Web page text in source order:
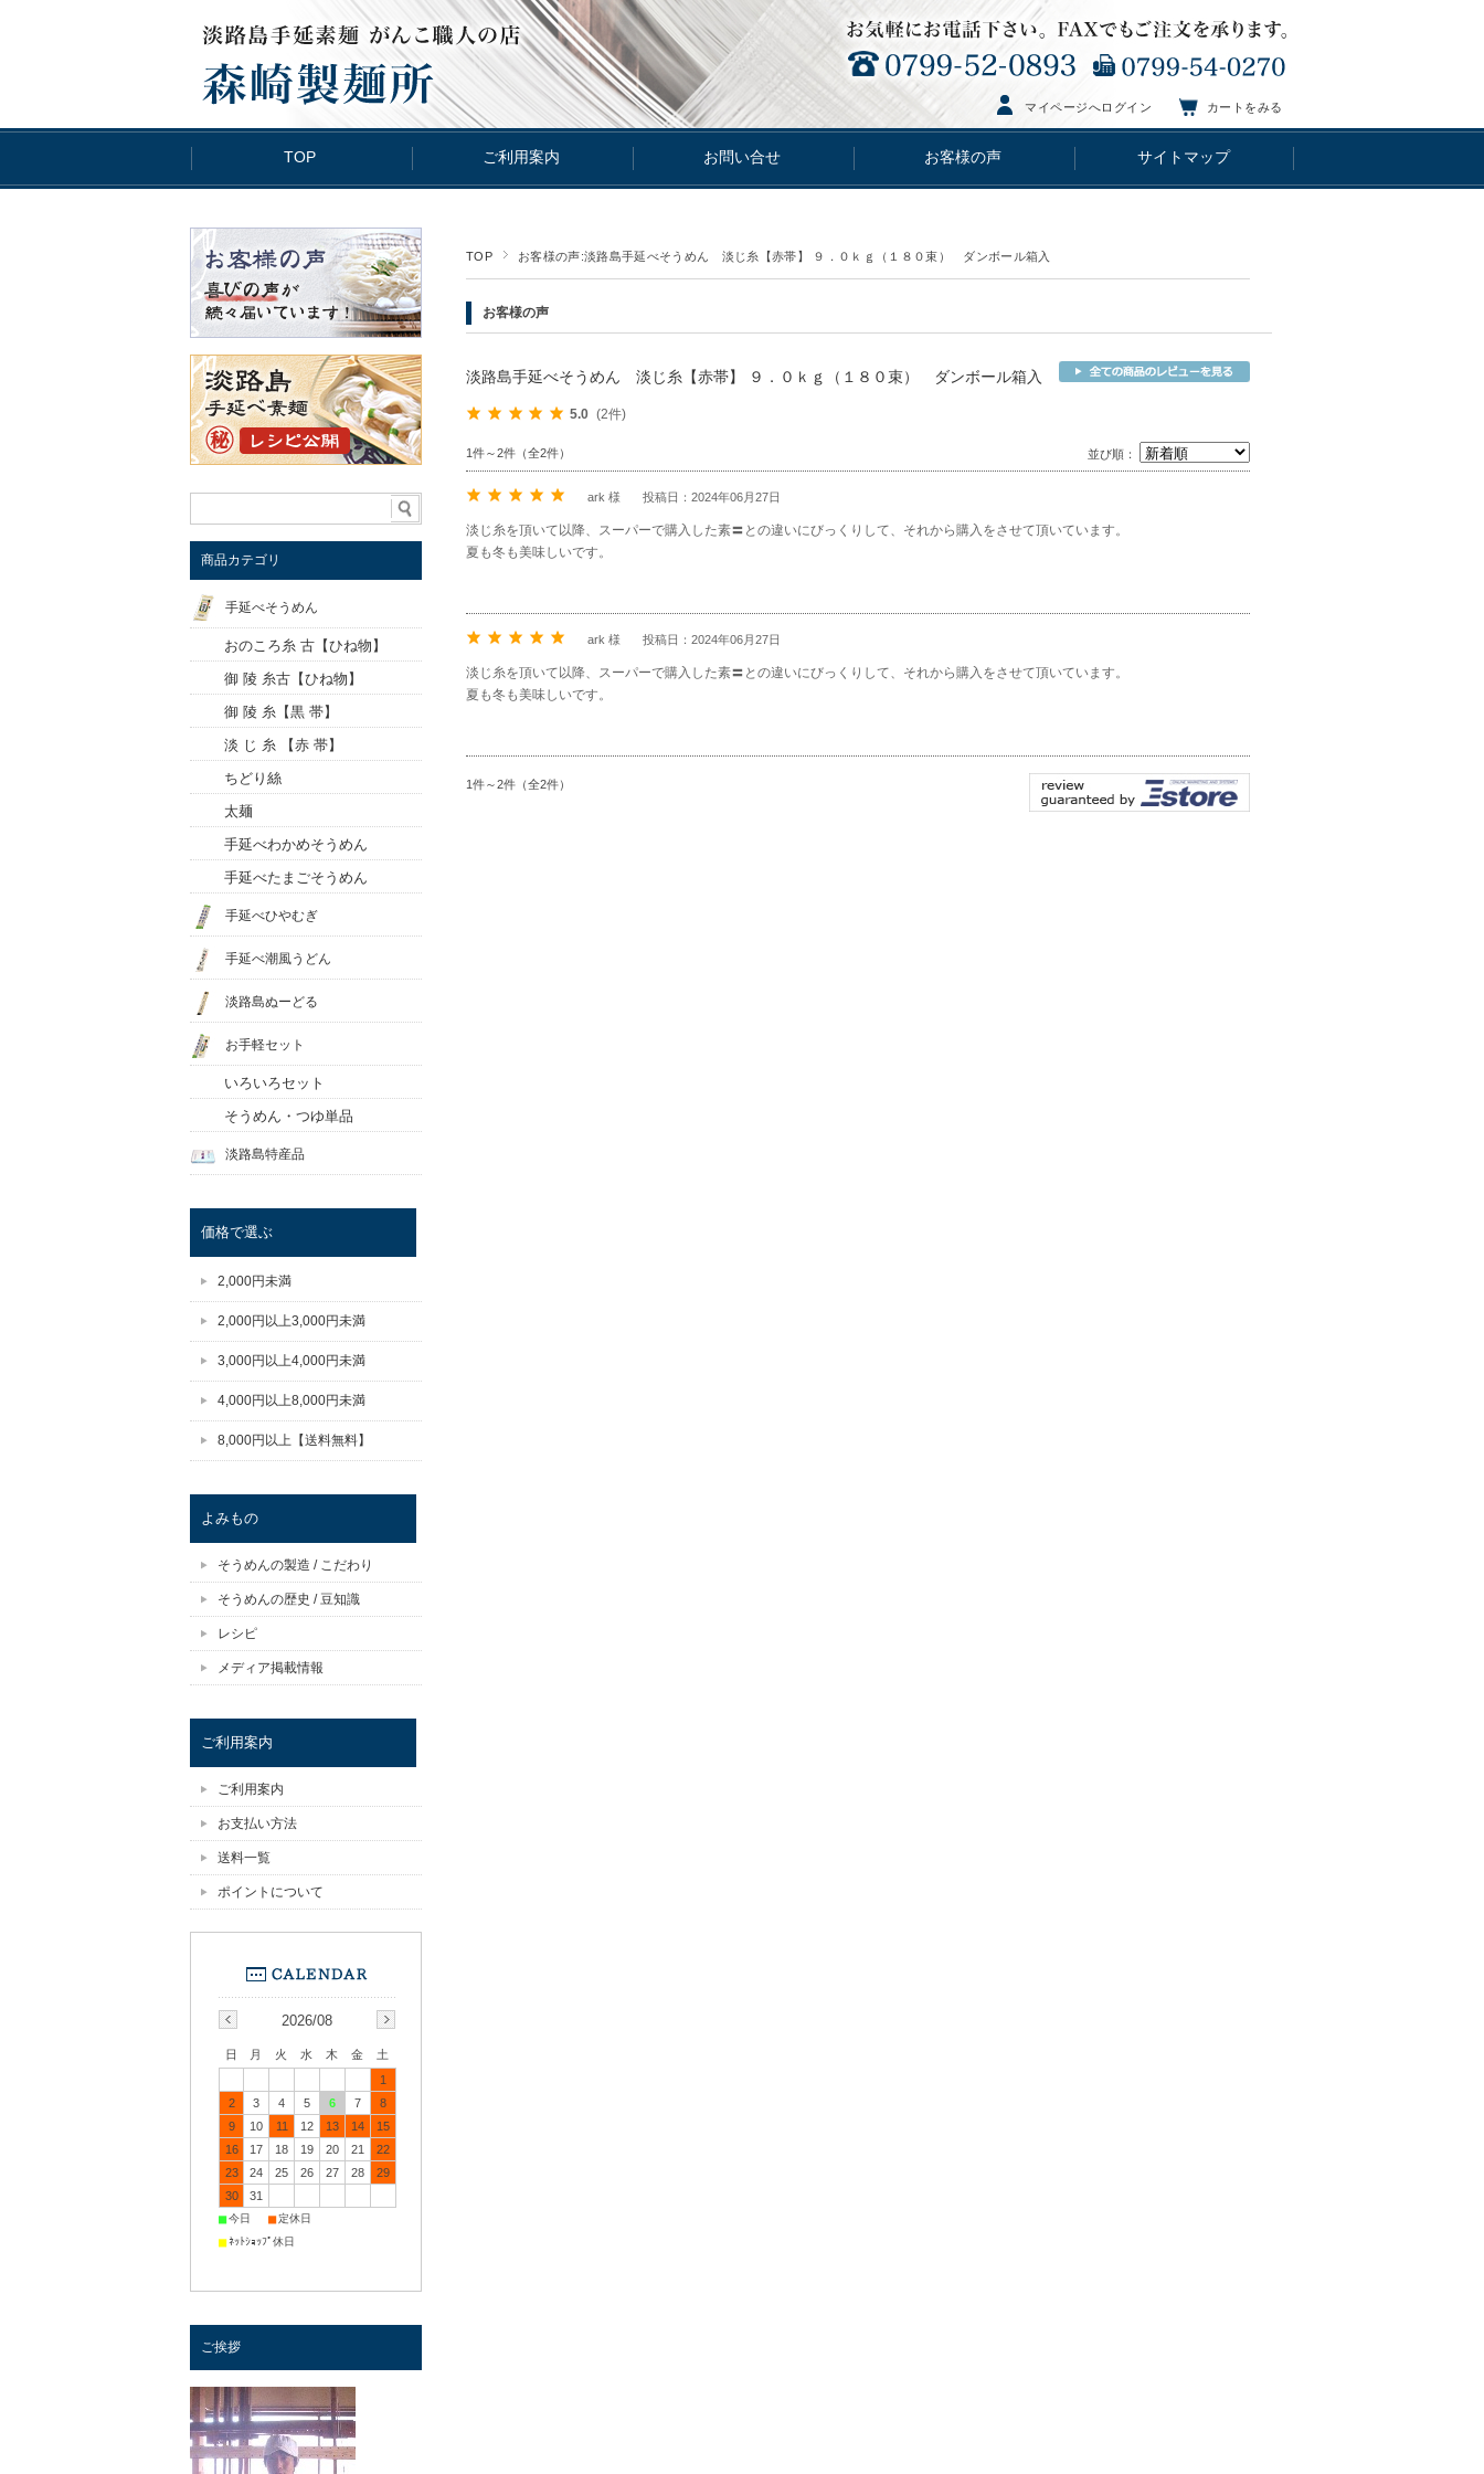
マイページへログイン カートをみる
TOP ご利用案内 お問い合せ お客様の声 サイトマップ
TOP お客様の声:淡路島手延べそうめん 淡じ糸【赤帯】 ９．０ｋｇ（１８０束） ダンボール箱入
お客様の声
淡路島手延べそうめん 淡じ糸【赤帯】 ９．０ｋｇ（１８０束） ダンボール箱入
5.0 (2件)
1件～2件（全2件） 並び順：
ark 様 投稿日：2024年06月27日
淡じ糸を頂いて以降、スーパーで購入した素〓との違いにびっくりして、それから購入をさせて頂いています。
夏も冬も美味しいです。
ark 様 投稿日：2024年06月27日
淡じ糸を頂いて以降、スーパーで購入した素〓との違いにびっくりして、それから購入をさせて頂いています。
夏も冬も美味しいです。
1件～2件（全2件）
商品カテゴリ
手延べそうめん
おのころ糸 古【ひね物】
御 陵 糸古【ひね物】
御 陵 糸【黒 帯】
淡 じ 糸 【赤 帯】
ちどり絲
太麺
手延べわかめそうめん
手延べたまごそうめん
手延べひやむぎ
手延べ潮風うどん
淡路島ぬーどる
お手軽セット
いろいろセット
そうめん・つゆ単品
淡路島特産品
価格で選ぶ
2,000円未満
2,000円以上3,000円未満
3,000円以上4,000円未満
4,000円以上8,000円未満
8,000円以上【送料無料】
よみもの
そうめんの製造 / こだわり
そうめんの歴史 / 豆知識
レシピ
メディア掲載情報
ご利用案内
ご利用案内
お支払い方法
送料一覧
ポイントについて
2026/08
日 月 火 水 木 金
土
1
2
3 4 5 6 7
8
9
10 11 12 13 14
15
16
17 18 19 20 21
22
23
24 25 26 27 28
29
30
31
■今日 ■定休日
■ﾈｯﾄｼｮｯﾌﾟ休日
ご挨拶